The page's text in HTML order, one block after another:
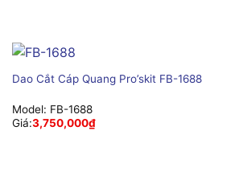
Dao Cắt Cáp Quang Pro’skit FB-1688
Model: FB-1688
Giá:3,750,000₫